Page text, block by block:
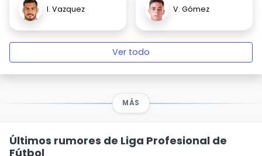
I. Vazquez V. Gómez
Ver todo
MÁS
Últimos rumores de Liga Profesional de
Fútbol